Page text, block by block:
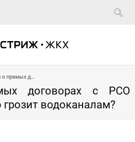
Закон о прямых договорах с РСО принят. Чем это грозит водоканалам?
договорах с РСО
водоканалам?